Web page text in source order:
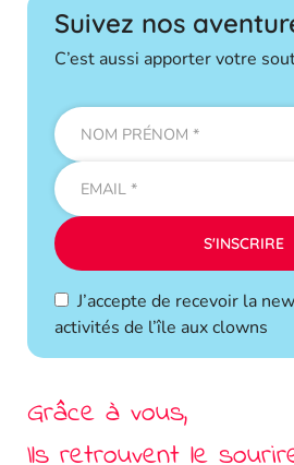
Suivez nos
C’est aussi apporter votre
J’accepte de recevoir la
activités de l’île aux clowns
Grâce à vous,
Ils retrouvent le